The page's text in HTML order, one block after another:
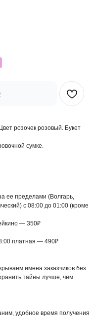
розочек розовый. Букет
сумке.
ее пределами (Волгарь,
с 08:00 до 01:00 (кроме
— 350₽
платная — 490₽
имена заказчиков без
тайны лучше, чем
удобное время получения